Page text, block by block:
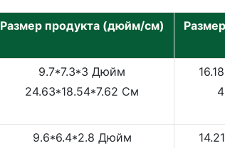
Размер продукта (дюйм/см)
9.7*7.3*3 Дюйм
24.63*18.54*7.62 См
9.6*6.4*2.8 Дюйм